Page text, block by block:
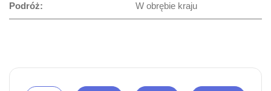
Podróż: W obrębie kraju